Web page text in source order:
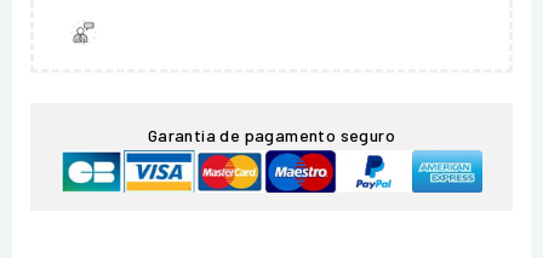
Garantia de pagamento seguro